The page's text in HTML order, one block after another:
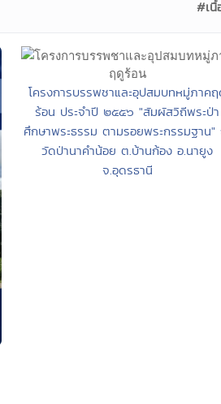
#เนื้
โครงการบรรพชาและอุปสมบทหมู่ภาค
ร้อน ประจำปี ๒๕๕๖ "สัมผัสวิถีพระป่า
ศึกษาพระธรรม ตามรอยพระกรรมฐาน
วัดป่านาคำน้อย ต.บ้านก้อง อ.นายูง
จ.อุดรธานี